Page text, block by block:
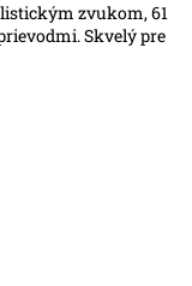
zvukom, 61
Skvelý pre